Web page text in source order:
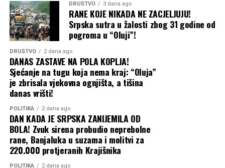
DRUŠTVO 3 dana ago
RANE KOJE NIKADA NE ZACJELJUJU!
Srpska sutra u žalosti zbog 31 godine od
pogroma u “Oluji”!
DRUŠTVO 2 dana ago
DANAS ZASTAVE NA POLA KOPLJA!
Sjećanje na tugu koja nema kraj: “Oluja”
je zbrisala vjekovna ognjišta, a tišina
danas vrišti!
POLITIKA 2 dana ago
DAN KADA JE SRPSKA ZANIJEMILA OD
BOLA! Zvuk sirena probudio neprebolne
rane, Banjaluka u suzama i molitvi za
220.000 protjeranih Krajišnika
POLITIKA 2 dana ago